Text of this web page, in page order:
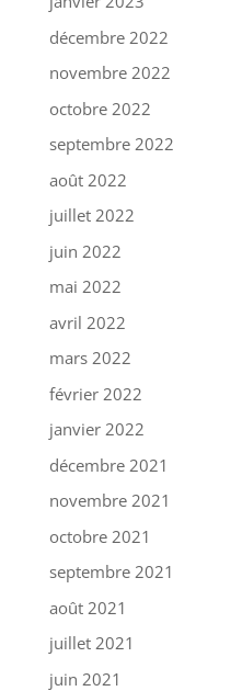
décembre 2022
novembre 2022
octobre 2022
septembre 2022
août 2022
juillet 2022
juin 2022
mai 2022
avril 2022
mars 2022
février 2022
janvier 2022
décembre 2021
novembre 2021
octobre 2021
septembre 2021
août 2021
juillet 2021
juin 2021